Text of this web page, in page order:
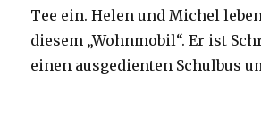
Tee ein. Helen und Michel
diesem „Wohnmobil“. Er ist
einen ausgedienten Schulbus